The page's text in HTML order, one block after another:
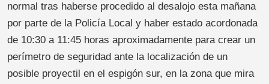
normal tras haberse procedido al desalojo esta mañana
por parte de la Policía Local y haber estado acordonada
de 10:30 a 11:45 horas aproximadamente para crear un
perímetro de seguridad ante la localización de un
posible proyectil en el espigón sur, en la zona que mira